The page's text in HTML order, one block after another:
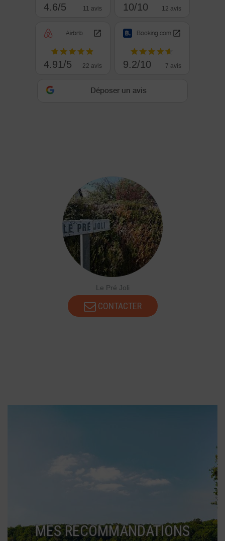
4.6/5 11 avis 10/10 12 avis
Airbnb
4.91/5 22 avis
Booking.com
9.2/10 7 avis
Déposer un avis
Le Pré Joli
CONTACTER
MES RECOMMANDATIONS